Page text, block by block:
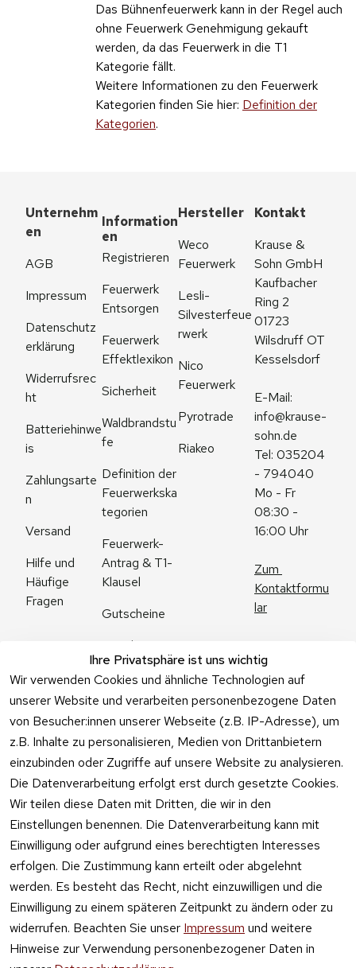
Das Bühnenfeuerwerk kann in der Regel auch
ohne Feuerwerk Genehmigung gekauft
werden, da das Feuerwerk in die T1
Kategorie fällt.
Weitere Informationen zu den Feuerwerk
Kategorien finden Sie hier: Definition der
Kategorien.
Ihre Privatsphäre ist uns wichtig
Wir verwenden Cookies und ähnliche Technologien auf
unserer Website und verarbeiten personenbezogene Daten
von Besucher:innen unserer Webseite (z.B. IP-Adresse), um
z.B. Inhalte zu personalisieren, Medien von Drittanbietern
einzubinden oder Zugriffe auf unsere Website zu analysieren.
Die Datenverarbeitung erfolgt erst durch gesetzte Cookies.
Wir teilen diese Daten mit Dritten, die wir in den
Einstellungen benennen. Die Datenverarbeitung kann mit
Einwilligung oder aufgrund eines berechtigten Interesses
erfolgen. Die Zustimmung kann erteilt oder abgelehnt
werden. Es besteht das Recht, nicht einzuwilligen und die
Einwilligung zu einem späteren Zeitpunkt zu ändern oder zu
widerrufen. Beachten Sie unser Impressum und weitere
Hinweise zur Verwendung personenbezogener Daten in
Unternehm
en
AGB
Impressum
Datenschutz
erklärung
Widerrufsrec
ht
Batteriehinwe
is
Zahlungsarte
n
Versand
Hilfe und
Häufige
Fragen
Information
en
Registrieren
Feuerwerk
Entsorgen
Feuerwerk
Effektlexikon
Sicherheit
Waldbrandstu
fe
Definition der
Feuerwerkska
tegorien
Feuerwerk-
Antrag & T1-
Klausel
Gutscheine
Angebote
Feuerwerk
Online kaufen
Hersteller
Weco
Feuerwerk
Lesli-
Silvesterfeue
rwerk
Nico
Feuerwerk
Pyrotrade
Riakeo
Kontakt
Krause &
Sohn GmbH
Kaufbacher
Ring 2
01723
Wilsdruff OT
Kesselsdorf
info@krause-
sohn.de
Tel: 035204
- 794040
Mo - Fr
08:30 -
16:00 Uhr
Zum
Kontaktformu
lar
Vertrag
widerrufen